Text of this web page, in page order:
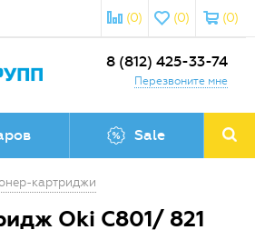
(0)
(0)
(0)
8 (812) 425-33-74
Перезвоните мне
Sale
картриджи
Oki C801/ 821